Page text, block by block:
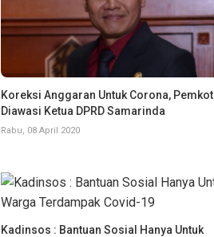
Koreksi Anggaran Untuk Corona, Pemkot
Diawasi Ketua DPRD Samarinda
Rabu, 08 April 2020
Kadinsos : Bantuan Sosial Hanya Untuk